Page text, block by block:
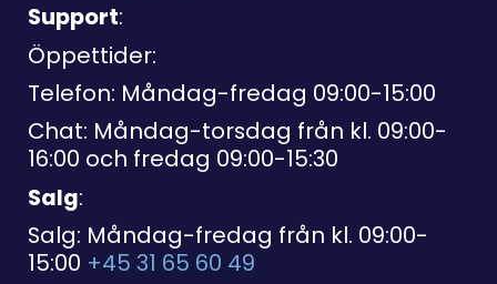
Support:
Öppettider:
Telefon: Måndag-fredag 09:00-15:00
Chat: Måndag-torsdag från kl. 09:00-
16:00 och fredag 09:00-15:30
Salg:
Salg: Måndag-fredag från kl. 09:00-
15:00 +45 31 65 60 49